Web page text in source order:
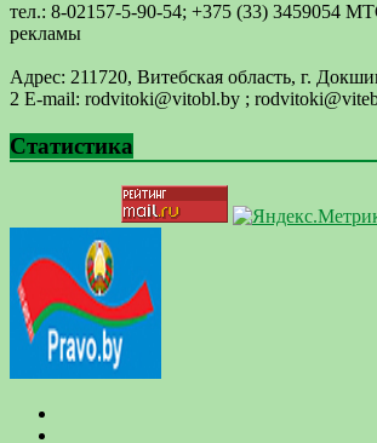
тел.: 8-02157-5-90-54; +375 (33) 3459054
рекламы
Адрес: 211720, Витебская область, г.
2 E-mail: ​rodvitoki@​​vitobl​.by ;
Статистика